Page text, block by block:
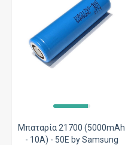
Μπαταρία 21700 (5000mAh
- 10A) - 50E by Samsung